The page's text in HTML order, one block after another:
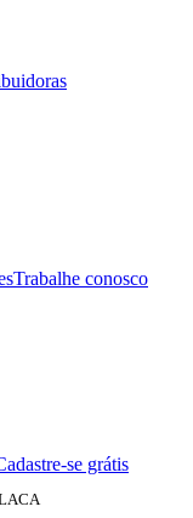
Trabalhe conosco
se grátis